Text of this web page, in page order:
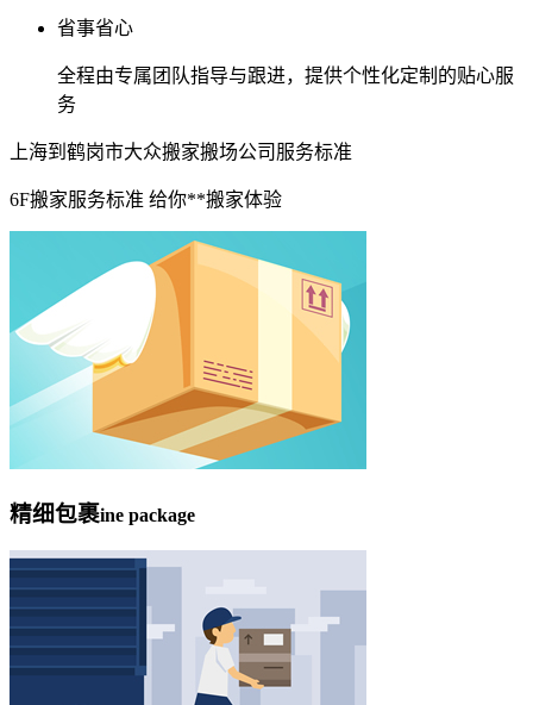
省事省心
全程由专属团队指导与跟进，提供个性化定制的贴心服
务
上海到鹤岗市大众搬家搬场公司服务标准
6F搬家服务标准 给你**搬家体验
精细包裹ine package